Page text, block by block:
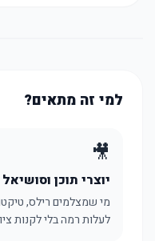
למי זה מתאים?
🎥
יוצרי תוכן וסושיאל
מי שמצלמים רילס,
לעלות רמה בלי לקנות